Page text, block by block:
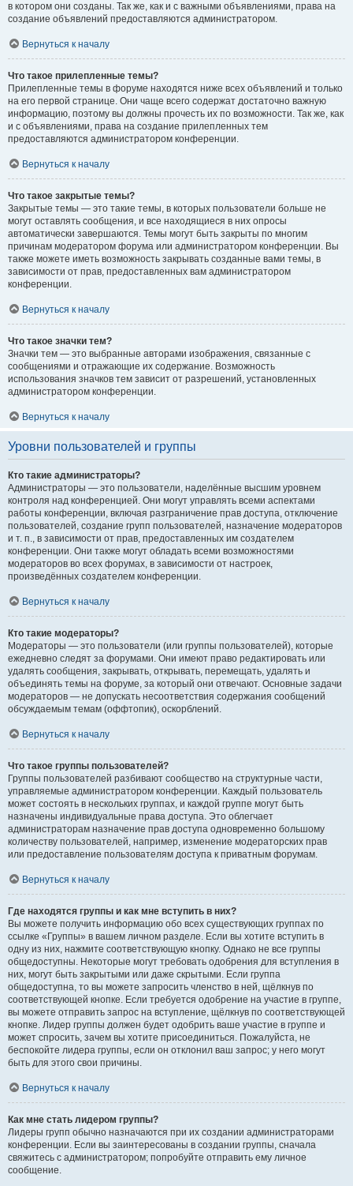
в котором они созданы. Так же, как и с важными объявлениями, права на
создание объявлений предоставляются администратором.
Вернуться к началу
Что такое прилепленные темы?
Прилепленные темы в форуме находятся ниже всех объявлений и только
на его первой странице. Они чаще всего содержат достаточно важную
информацию, поэтому вы должны прочесть их по возможности. Так же, как
и с объявлениями, права на создание прилепленных тем
предоставляются администратором конференции.
Вернуться к началу
Что такое закрытые темы?
Закрытые темы — это такие темы, в которых пользователи больше не
могут оставлять сообщения, и все находящиеся в них опросы
автоматически завершаются. Темы могут быть закрыты по многим
причинам модератором форума или администратором конференции. Вы
также можете иметь возможность закрывать созданные вами темы, в
зависимости от прав, предоставленных вам администратором
конференции.
Вернуться к началу
Что такое значки тем?
Значки тем — это выбранные авторами изображения, связанные с
сообщениями и отражающие их содержание. Возможность
использования значков тем зависит от разрешений, установленных
администратором конференции.
Вернуться к началу
Уровни пользователей и группы
Кто такие администраторы?
Администраторы — это пользователи, наделённые высшим уровнем
контроля над конференцией. Они могут управлять всеми аспектами
работы конференции, включая разграничение прав доступа, отключение
пользователей, создание групп пользователей, назначение модераторов
и т. п., в зависимости от прав, предоставленных им создателем
конференции. Они также могут обладать всеми возможностями
модераторов во всех форумах, в зависимости от настроек,
произведённых создателем конференции.
Вернуться к началу
Кто такие модераторы?
Модераторы — это пользователи (или группы пользователей), которые
ежедневно следят за форумами. Они имеют право редактировать или
удалять сообщения, закрывать, открывать, перемещать, удалять и
объединять темы на форуме, за который они отвечают. Основные задачи
модераторов — не допускать несоответствия содержания сообщений
обсуждаемым темам (оффтопик), оскорблений.
Вернуться к началу
Что такое группы пользователей?
Группы пользователей разбивают сообщество на структурные части,
управляемые администратором конференции. Каждый пользователь
может состоять в нескольких группах, и каждой группе могут быть
назначены индивидуальные права доступа. Это облегчает
администраторам назначение прав доступа одновременно большому
количеству пользователей, например, изменение модераторских прав
или предоставление пользователям доступа к приватным форумам.
Вернуться к началу
Где находятся группы и как мне вступить в них?
Вы можете получить информацию обо всех существующих группах по
ссылке «Группы» в вашем личном разделе. Если вы хотите вступить в
одну из них, нажмите соответствующую кнопку. Однако не все группы
общедоступны. Некоторые могут требовать одобрения для вступления в
них, могут быть закрытыми или даже скрытыми. Если группа
общедоступна, то вы можете запросить членство в ней, щёлкнув по
соответствующей кнопке. Если требуется одобрение на участие в группе,
вы можете отправить запрос на вступление, щёлкнув по соответствующей
кнопке. Лидер группы должен будет одобрить ваше участие в группе и
может спросить, зачем вы хотите присоединиться. Пожалуйста, не
беспокойте лидера группы, если он отклонил ваш запрос; у него могут
быть для этого свои причины.
Вернуться к началу
Как мне стать лидером группы?
Лидеры групп обычно назначаются при их создании администраторами
конференции. Если вы заинтересованы в создании группы, сначала
свяжитесь с администратором; попробуйте отправить ему личное
сообщение.